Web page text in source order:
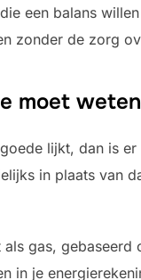
een balans
zonder de zorg
moet weten
lijkt, dan is
in plaats van
gas,
in je